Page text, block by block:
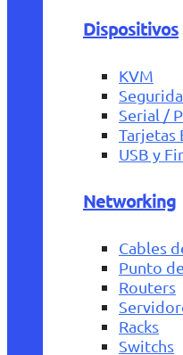
Dispositivos
KVM
Serial /
Tarjetas
USB y
Networking
Cables
Punto
Routers
Racks
Switchs